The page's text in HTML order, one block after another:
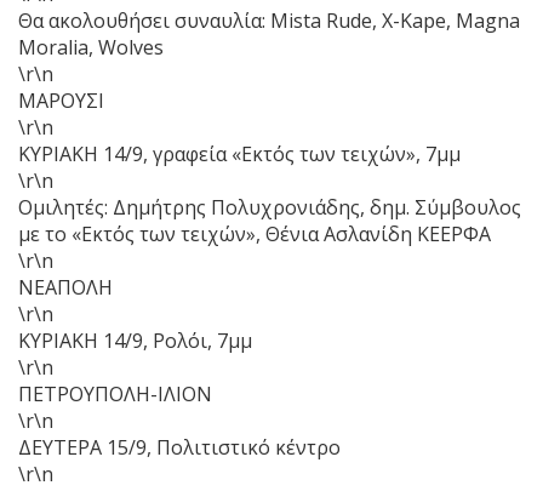
Θα ακολουθήσει συναυλία: Mista Rude, X-Kape, Magna
Moralia, Wolves
\r\n
ΜΑΡΟΥΣΙ
\r\n
ΚΥΡΙΑΚΗ 14/9, γραφεία «Εκτός των τειχών», 7μμ
\r\n
Ομιλητές: Δημήτρης Πολυχρονιάδης, δημ. Σύμβουλος
με το «Εκτός των τειχών», Θένια Ασλανίδη ΚΕΕΡΦΑ
\r\n
ΝΕΑΠΟΛΗ
\r\n
ΚΥΡΙΑΚΗ 14/9, Ρολόι, 7μμ
\r\n
ΠΕΤΡΟΥΠΟΛΗ-ΙΛΙΟΝ
\r\n
ΔΕΥΤΕΡΑ 15/9, Πολιτιστικό κέντρο
\r\n